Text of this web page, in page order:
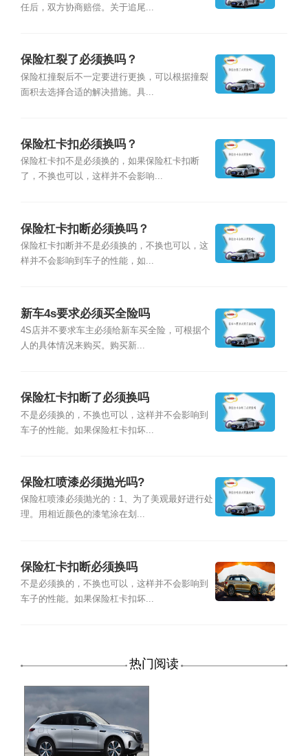
任后，双方协商赔偿。关于追尾...
保险杠裂了必须换吗？
保险杠撞裂后不一定要进行更换，可以根据撞裂
面积去选择合适的解决措施。具...
保险杠卡扣必须换吗？
保险杠卡扣不是必须换的，如果保险杠卡扣断
了，不换也可以，这样并不会影响...
保险杠卡扣断必须换吗？
保险杠卡扣断并不是必须换的，不换也可以，这
样并不会影响到车子的性能，如...
新车4s要求必须买全险吗
4S店并不要求车主必须给新车买全险，可根据个
人的具体情况来购买。购买新...
保险杠卡扣断了必须换吗
不是必须换的，不换也可以，这样并不会影响到
车子的性能。如果保险杠卡扣坏...
保险杠喷漆必须抛光吗?
保险杠喷漆必须抛光的：1、为了美观最好进行处
理。用相近颜色的漆笔涂在划...
保险杠卡扣断必须换吗
不是必须换的，不换也可以，这样并不会影响到
车子的性能。如果保险杠卡扣坏...
热门阅读